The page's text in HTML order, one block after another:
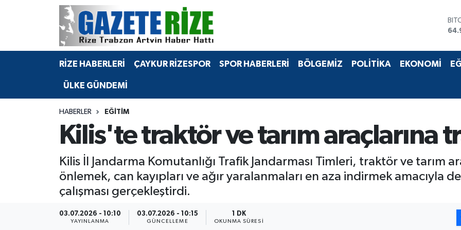
RİZE HABERLERİ ÇAYKUR RİZESPOR SPOR HABERLERİ BÖLGEMİZ POLİTİKA EKONOMİ
ÜLKE GÜNDEMİ
HABERLER EĞİTİM
Kilis'te traktör ve tarım araçlarına
Kilis İl Jandarma Komutanlığı Trafik Jandarması Timleri, traktör ve tarım
önlemek, can kayıpları ve ağır yaralanmaları en aza indirmek amacıyla
çalışması gerçekleştirdi.
03.07.2026 - 10:10
YAYINLANMA
03.07.2026 - 10:15
GÜNCELLEME
1 DK
OKUNMA SÜRESI
BÖLGEMİZ
Bilim Teknoloji
Advertising news
Merkez Nöbetçi Eczaneler
Merkez Hava Durumu
Merkez Trafik Yoğunluk Haritası
Tüm Manşetler
Son Dakika Haberleri
Haber Arşivi